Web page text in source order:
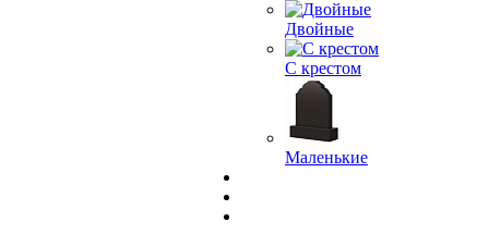
Двойные
С крестом
Маленькие